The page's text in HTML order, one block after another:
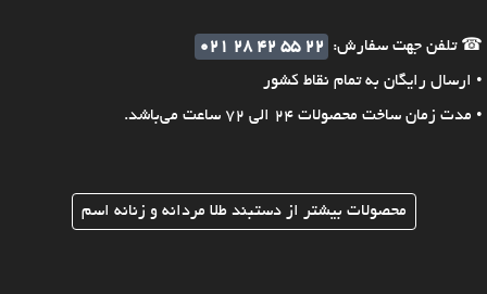
☎ تلفن جهت سفارش:
021 28 42 55 22
• ارسال رایگان به تمام نقاط کشور
• مدت زمان ساخت محصولات 24 الی 72 ساعت می‌باشد.
محصولات بیشتر از دستبند طلا مردانه و زنانه اسم